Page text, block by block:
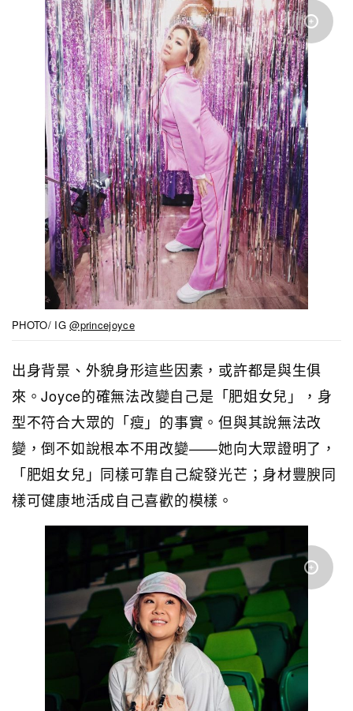
PHOTO/ IG@princejoyce
出身背景、外貌身形這些因素，或許都是與生俱
來。Joyce的確無法改變自己是「肥姐女兒」，身
型不符合大眾的「瘦」的事實。但與其說無法改
變，倒不如說根本不用改變——她向大眾證明了，
「肥姐女兒」同樣可靠自己綻發光芒；身材豐腴同
樣可健康地活成自己喜歡的模樣。